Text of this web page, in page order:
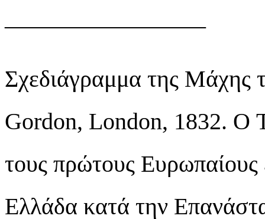
————————–
Σχεδιάγραμμα της Μάχης
Gordon, London, 1832. Ο
τους πρώτους
Ελλάδα κατά την